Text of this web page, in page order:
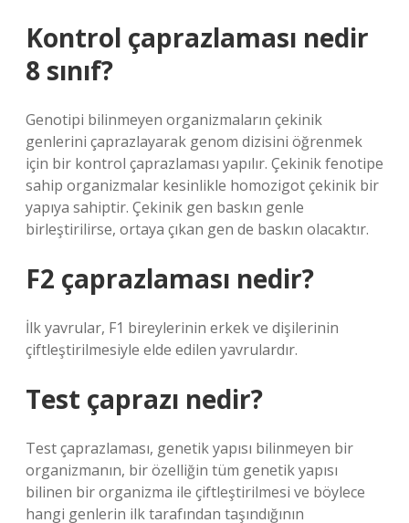
Kontrol çaprazlaması nedir
8 sınıf?
Genotipi bilinmeyen organizmaların çekinik
genlerini çaprazlayarak genom dizisini öğrenmek
için bir kontrol çaprazlaması yapılır. Çekinik fenotipe
sahip organizmalar kesinlikle homozigot çekinik bir
yapıya sahiptir. Çekinik gen baskın genle
birleştirilirse, ortaya çıkan gen de baskın olacaktır.
F2 çaprazlaması nedir?
İlk yavrular, F1 bireylerinin erkek ve dişilerinin
çiftleştirilmesiyle elde edilen yavrulardır.
Test çaprazı nedir?
Test çaprazlaması, genetik yapısı bilinmeyen bir
organizmanın, bir özelliğin tüm genetik yapısı
bilinen bir organizma ile çiftleştirilmesi ve böylece
hangi genlerin ilk tarafından taşındığının